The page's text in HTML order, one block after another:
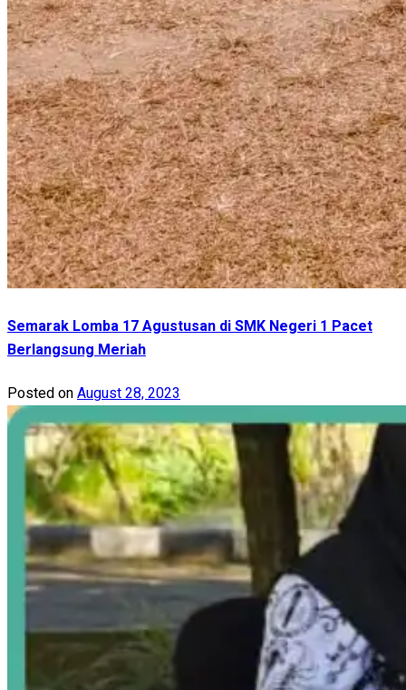
Semarak Lomba 17 Agustusan di SMK Negeri 1 Pacet
Berlangsung Meriah
Posted onAugust 28, 2023